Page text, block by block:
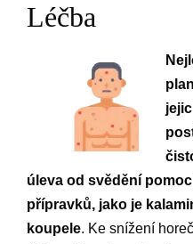
Léčba
úleva od svědění
přípravků, jako je
koupele. Ke snížení